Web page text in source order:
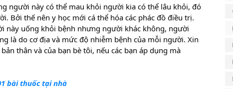
người này có thể mau khỏi người kia có thể lâu khỏi, đó
Bởi thế nên y học mới cá thể hóa các phác đồ điều trị.
này uống khỏi bệnh nhưng người khác không, người
là do cơ địa và mức độ nhiễm bệnh của mỗi người. Xin
thân và của bạn bè tôi, nếu các bạn áp dụng mà
bài thuốc tại nhà